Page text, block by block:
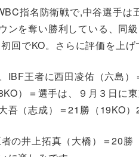
指名防衛戦で,中谷選手は
を奪い勝利している、同
回でKO。さらに評価を上げ
IBF王者に西田凌佑（六島
）＝選手は、９月３日に
（志成）＝21勝（19KO）
の井上拓真（大橋）＝20勝